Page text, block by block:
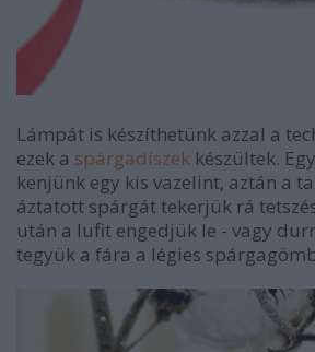
Lámpát is készíthetünk azzal a
ezek a spárgadíszek készültek.
kenjünk egy kis vazelint, aztán a
áztatott spárgát tekerjük rá
után a lufit engedjük le - vagy
tegyük a fára a légies